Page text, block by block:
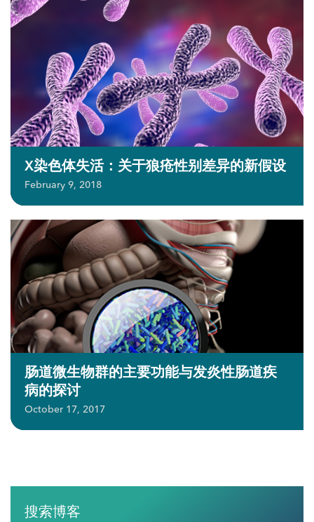
X染色体失活：关于狼疮性别差异的新假设
February 9, 2018
肠道微生物群的主要功能与发炎性肠道疾
病的探讨
October 17, 2017
搜索博客